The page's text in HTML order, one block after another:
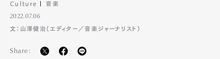
Culture 音楽
2022.07.06
文：山澤健治（エディター／音楽ジャーナリスト）
Share: